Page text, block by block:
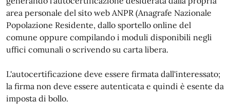
area personale del sito web ANPR (Anagrafe Nazionale
Popolazione Residente, dallo sportello online del
comune oppure compilando i moduli disponibili negli
uffici comunali o scrivendo su carta libera.
L'autocertificazione deve essere firmata dall'interessato;
la firma non deve essere autenticata e quindi è esente da
imposta di bollo.